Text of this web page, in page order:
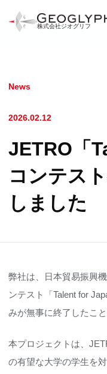
株式会社ジオグリフ
News
2026.02.12
JETRO「
コンテス
しました
弊社は、日本貿易振興
ンテスト「Talent for
みが無事に終了したこ
本プロジェクトは、
の有望な大学の学生を